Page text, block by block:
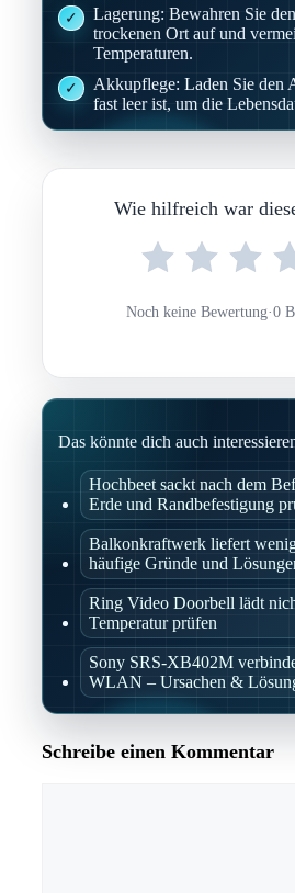
Lagerung: Bewahren Sie
trockenen Ort auf und
Temperaturen.
Akkupflege: Laden Sie den
fast leer ist, um die
Wie hilfreich war
Noch keine Bewertung·0
Das könnte dich auch
Hochbeet sackt nach dem
Erde und Randbefestigung
Balkonkraftwerk liefert
häufige Gründe und
Ring Video Doorbell lädt
Temperatur prüfen
Sony SRS-XB402M
WLAN – Ursachen &
Schreibe einen Kommentar